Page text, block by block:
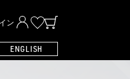
ン
ENGLISH